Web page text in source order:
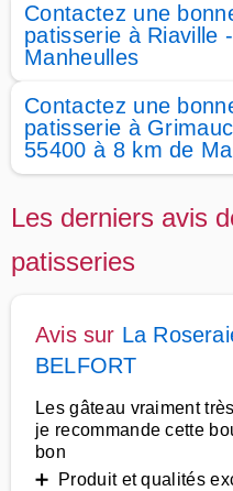
Contactez une
patisserie à Riaville
Manheulles
Contactez une
patisserie à
55400 à 8 km de
Les derniers avis
patisseries
Avis sur La
BELFORT
Les gâteau vraiment
je recommande cette
bon
➕ Produit et qualités